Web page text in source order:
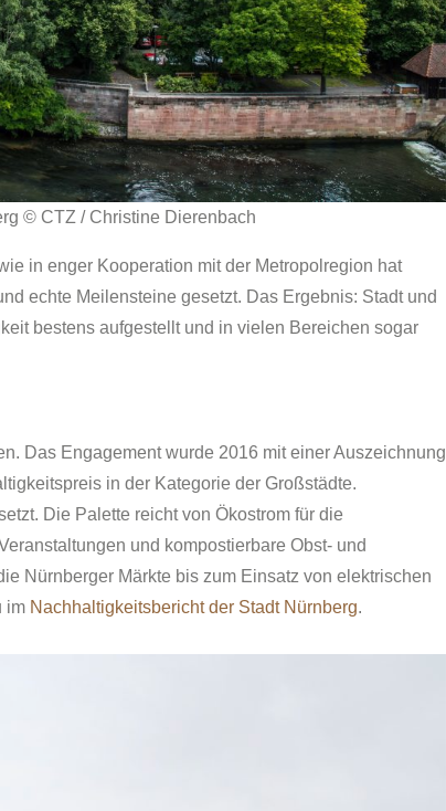
© CTZ / Christine Dierenbach
in enger Kooperation mit der Metropolregion hat
echte Meilensteine gesetzt. Das Ergebnis: Stadt und
bestens aufgestellt und in vielen Bereichen sogar
Das Engagement wurde 2016 mit einer Auszeichnung
in der Kategorie der Großstädte.
Die Palette reicht von Ökostrom für die
und kompostierbare Obst- und
Nürnberger Märkte bis zum Einsatz von elektrischen
im Nachhaltigkeitsbericht der Stadt Nürnberg.